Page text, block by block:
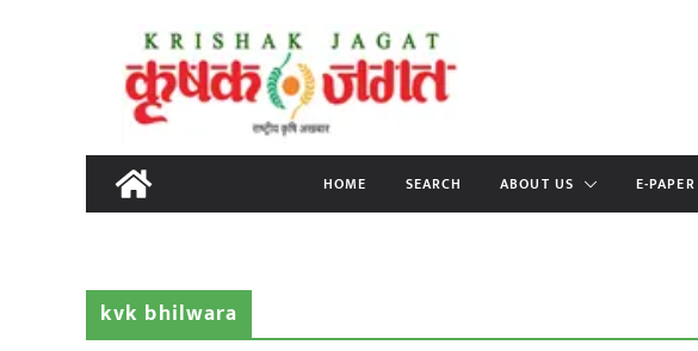
content
HOME SEARCH ABOUT US E-PAPER
kvk bhilwara